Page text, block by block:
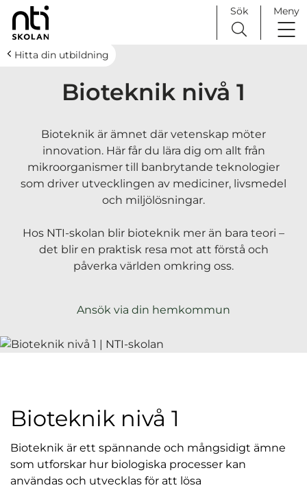
H
Huvudnavigation
Sök Meny
Hitta din utbildning
Bioteknik nivå 1
Bioteknik är ämnet där vetenskap möter
innovation. Här får du lära dig om allt från
mikroorganismer till banbrytande teknologier
som driver utvecklingen av mediciner, livsmedel
och miljölösningar.
Hos NTI-skolan blir bioteknik mer än bara teori –
det blir en praktisk resa mot att förstå och
påverka världen omkring oss.
Ansök via din hemkommun
Bioteknik nivå 1
Bioteknik är ett spännande och mångsidigt ämne
som utforskar hur biologiska processer kan
användas och utvecklas för att lösa